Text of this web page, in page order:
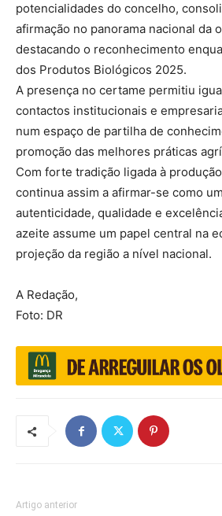
potencialidades do concelho,
afirmação no panorama nacional da
destacando o reconhecimento
dos Produtos Biológicos 2025.
A presença no certame permitiu
contactos institucionais e
num espaço de partilha de
promoção das melhores práticas
Com forte tradição ligada à
continua assim a afirmar-se como
autenticidade, qualidade e
azeite assume um papel central na
projeção da região a nível nacional.
A Redação,
Foto: DR
Artigo anterior